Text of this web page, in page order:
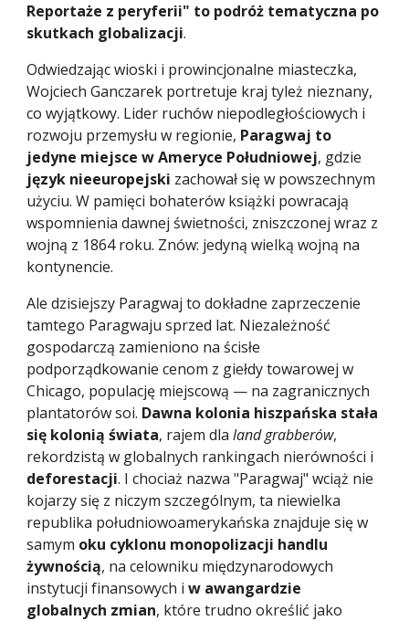
Reportaże z peryferii" to podróż tematyczna po
skutkach globalizacji.
Odwiedzając wioski i prowincjonalne miasteczka,
Wojciech Ganczarek portretuje kraj tyleż nieznany,
co wyjątkowy. Lider ruchów niepodległościowych i
rozwoju przemysłu w regionie, Paragwaj to
jedyne miejsce w Ameryce Południowej, gdzie
język nieeuropejski zachował się w powszechnym
użyciu. W pamięci bohaterów książki powracają
wspomnienia dawnej świetności, zniszczonej wraz z
wojną z 1864 roku. Znów: jedyną wielką wojną na
kontynencie.
Ale dzisiejszy Paragwaj to dokładne zaprzeczenie
tamtego Paragwaju sprzed lat. Niezależność
gospodarczą zamieniono na ścisłe
podporządkowanie cenom z giełdy towarowej w
Chicago, populację miejscową — na zagranicznych
plantatorów soi. Dawna kolonia hiszpańska stała
się kolonią świata, rajem dlaland grabberów,
rekordzistą w globalnych rankingach nierówności i
deforestacji. I chociaż nazwa "Paragwaj" wciąż nie
kojarzy się z niczym szczególnym, ta niewielka
republika południowoamerykańska znajduje się w
samym oku cyklonu monopolizacji handlu
żywnością, na celowniku międzynarodowych
instytucji finansowych iw awangardzie
globalnych zmian, które trudno określić jako